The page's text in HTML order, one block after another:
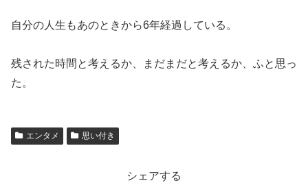
自分の人生もあのときから6年経過している。
残された時間と考えるか、まだまだと考えるか、ふと思っ
た。
エンタメ 思い付き
シェアする